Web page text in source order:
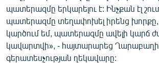
պատերազմը երկարելու է: Ինչքան էլ
պատերազմը տեղափոխել իրենց խորքը,
կարծում եմ, պատերազմը ավելի կարճ
կավարտվի», - հայտարարեց
գերատեսչության ղեկավարը: